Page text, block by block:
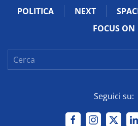
POLITICA
NEXT
FOCUS ON
Seguici su: